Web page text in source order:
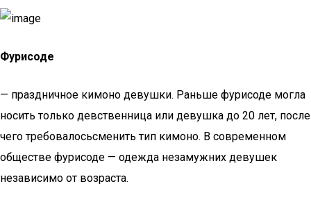
Фурисоде
— праздничное кимоно девушки. Раньше фурисоде могла
носить только девственница или девушка до 20 лет, после
чего требовалосьсменить тип кимоно. В современном
обществе фурисоде — одежда незамужних девушек
независимо от возраста.